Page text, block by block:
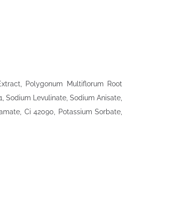
Polygonum Multiflorum Root
Sodium Levulinate, Sodium Anisate,
Ci 42090, Potassium Sorbate,